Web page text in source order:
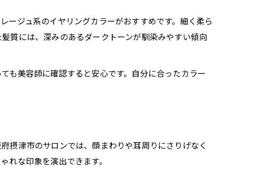
ージュ系のイヤリングカラーがおすすめです。細く柔ら
質には、深みのあるダークトーンが馴染みやすい傾向
も美容師に確認すると安心です。自分に合ったカラー
摂津市のサロンでは、顔まわりや耳周りにさりげなく
れな印象を演出できます。